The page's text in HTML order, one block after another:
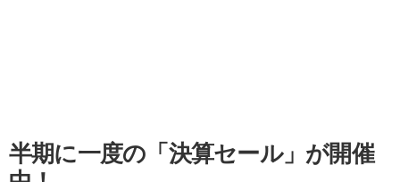
半期に一度の「決算セール」が開催